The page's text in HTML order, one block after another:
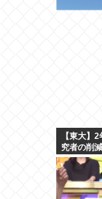
【東大】
究者の削